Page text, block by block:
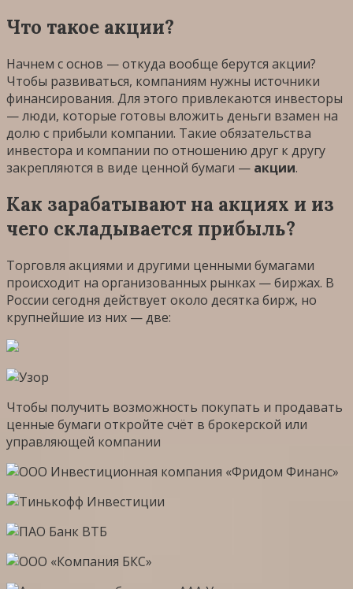
Что такое акции?
Начнем с основ — откуда вообще берутся акции?
Чтобы развиваться, компаниям нужны источники
финансирования. Для этого привлекаются инвесторы
— люди, которые готовы вложить деньги взамен на
долю с прибыли компании. Такие обязательства
инвестора и компании по отношению друг к другу
закрепляются в виде ценной бумаги — акции.
Как зарабатывают на акциях и из
чего складывается прибыль?
Торговля акциями и другими ценными бумагами
происходит на организованных рынках — биржах. В
России сегодня действует около десятка бирж, но
крупнейшие из них — две:
Чтобы получить возможность покупать и продавать
ценные бумаги откройте счёт в брокерской или
управляющей компании